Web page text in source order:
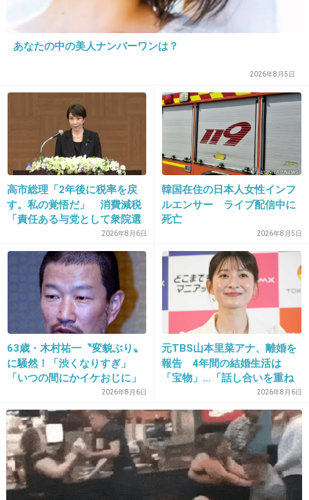
22. 匿名2013/02/03(日) 17:45:04
＞フォニックスは、多くのフリーアナが在籍す
るセント・フォースと共同テレビジョン、それ
にフジテレビの3社が共同で設立した芸能事務
実はフジから離れたいのが理由だったりしたら
平井理央応援する
2013/02/03(日) 17:45:13
そういえば、中野って中居と付き合ってたよね
ｗｗｗ
出典：unknown001.up.d.seesaa.net
+52 -4
24. 匿名 2013/02/03(日) 17:45:39
あなたの中の美人ナンバーワンは？
2026年8月5日
高市総理「2年後に税率を戻
す。私の覚悟だ」 消費減税
「責任ある与党として衆院選
公約に掲げ理解賜った」2026年8月6日
韓国在住の日本人女性インフ
ルエンサー ライブ配信中に
死亡
2026年8月5日
63歳・木村祐一〝変貌ぶり〟
に騒然！「渋くなりすぎ」
「いつの間にかイケおじに」
2026年8月6日
元TBS山本里菜アナ、離婚を
報告 4年間の結婚生活は
「宝物」…「話し合いを重ね
2026年8月6日